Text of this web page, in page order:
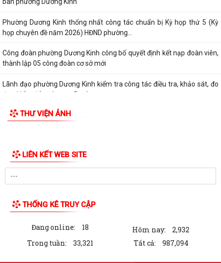
Công đoàn phường Dương Kinh công bố quyết định kết nạp đoàn viên,
thành lập 05 công đoàn cơ sở mới
Lãnh đạo phường Dương Kinh kiểm tra công tác điều tra, khảo sát, đo
đạc, kiểm đếm phục vụ Dự án...
Ban Kinh tế - Ngân sách HĐND phường Dương Kinh khảo sát các dự án
dự kiến Kế hoạch đầu tư công năm...
hành, được sửa đổi, bổ sung và bị...
Quyết định về việc phê duyệt quy trình nội bộ giải quyết thủ tục hành
đất đai theo quy định tại Điều...
Quyết định quy định về việc phân cấp thực hiện một số nhiệm vụ trong
lĩnh vực đất đai và trình tự,...
THƯ VIỆN ẢNH